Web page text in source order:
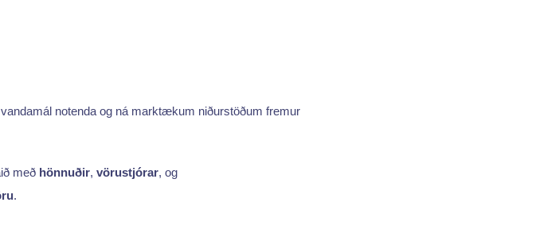
notenda og ná marktækum niðurstöðum fremur
með hönnuðir, vörustjórar, og
.